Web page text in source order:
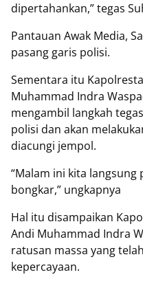
dipertahankan,” tegas
Pantauan Awak Media,
pasang garis polisi.
Sementara itu
Muhammad Indra
mengambil langkah
polisi dan akan
diacungi jempol.
“Malam ini kita langsung
bongkar,” ungkapnya
Hal itu disampaikan
Andi Muhammad Indra
ratusan massa yang
kepercayaan.